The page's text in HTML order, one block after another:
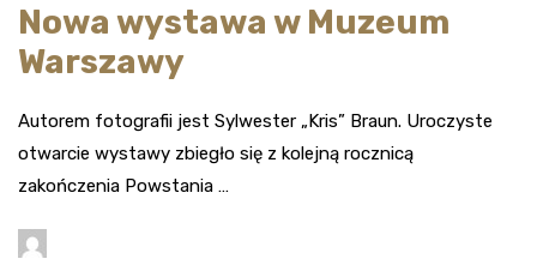
Nowa wystawa w Muzeum
Warszawy
Autorem fotografii jest Sylwester „Kris” Braun. Uroczyste
otwarcie wystawy zbiegło się z kolejną rocznicą
zakończenia Powstania …